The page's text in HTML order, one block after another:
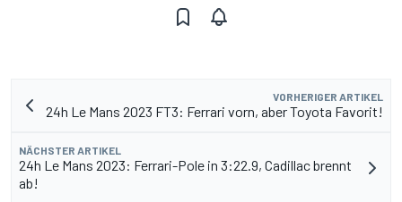
VORHERIGER ARTIKEL
24h Le Mans 2023 FT3: Ferrari vorn, aber Toyota Favorit!
NÄCHSTER ARTIKEL
24h Le Mans 2023: Ferrari-Pole in 3:22.9, Cadillac brennt
ab!